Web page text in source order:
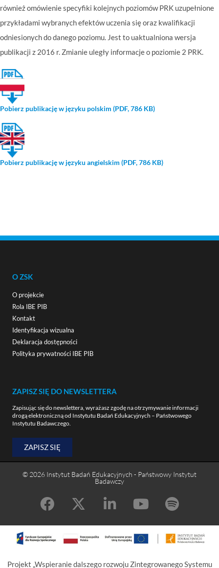
również omówienie specyfiki kolejnych poziomów PRK uzupełnione
przykładami wybranych efektów uczenia się oraz kwalifikacji
odniesionych do danego poziomu. Jest to uaktualniona wersja
publikacji z 2016 r. Zmianie uległy informacje o poziomie 2 PRK.
Pobierz publikację w języku polskim (PDF, 786 KB)
Pobierz publikację w języku angielskim (PDF, 786 KB)
O ZSK
O projekcie
Rola IBE PIB
Kontakt
Identyfikacja wizualna
Deklaracja dostępności
Polityka prywatności IBE PIB
ZAPISZ SIĘ DO NEWSLETTERA
Zapisując się do newslettera, wyrażasz zgodę na otrzymywanie informacji
drogą elektroniczną od Instytutu Badań Edukacyjnych – Państwowego
Instytutu Badawczego.
ZAPISZ SIĘ
© 2026 Instytut Badań Edukacyjnych - Państwowy Instytut
Badawczy
Projekt „Wspieranie dalszego rozwoju Zintegrowanego Systemu